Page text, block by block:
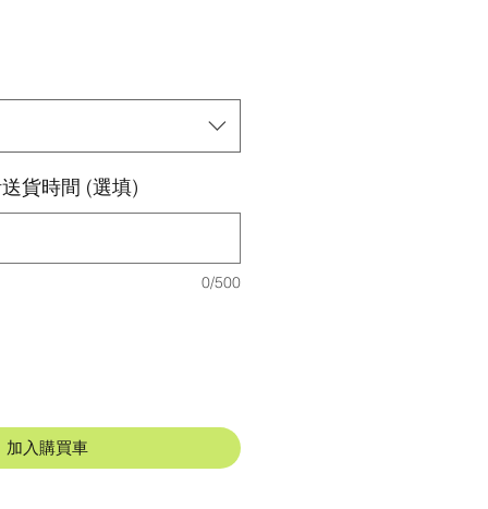
貨時間 (選填)
0/500
加入購買車